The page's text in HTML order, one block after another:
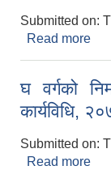
Submitted on:
Read more
घ वर्गको
कार्यविधि,
Submitted on:
Read more